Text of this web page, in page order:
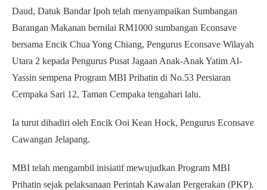
Daud, Datuk Bandar Ipoh telah menyampaikan Sumbangan
Barangan Makanan bernilai RM1000 sumbangan Econsave
bersama Encik Chua Yong Chiang, Pengurus Econsave Wilayah
Utara 2 kepada Pengurus Pusat Jagaan Anak-Anak Yatim Al-
Yassin sempena Program MBI Prihatin di No.53 Persiaran
Cempaka Sari 12, Taman Cempaka tengahari lalu.
Ia turut dihadiri oleh Encik Ooi Kean Hock, Pengurus Econsave
Cawangan Jelapang.
MBI telah mengambil inisiatif mewujudkan Program MBI
Prihatin sejak pelaksanaan Perintah Kawalan Pergerakan (PKP).